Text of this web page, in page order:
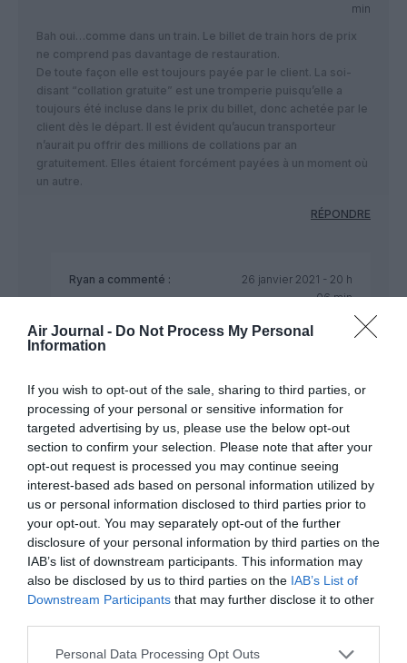
Air Journal - Do Not Process My Personal
Information
If you wish to opt-out of the sale, sharing to third parties, or
processing of your personal or sensitive information for
targeted advertising by us, please use the below opt-out
section to confirm your selection. Please note that after your
opt-out request is processed you may continue seeing
interest-based ads based on personal information utilized by
us or personal information disclosed to third parties prior to
your opt-out. You may separately opt-out of the further
disclosure of your personal information by third parties on the
IAB’s list of downstream participants. This information may
also be disclosed by us to third parties on the IAB’s List of
Downstream Participants that may further disclose it to other
Personal Data Processing Opt Outs
min
Bah oui…comme dans un train. Le billet de train hors de prix
ne comprend pas davantage de restauration.
De toute façon elle est toujours payée par le client. La soi-
disant “collation gratuite” est une tromperie puisqu’elle a
toujours été incluse dans le prix du billet, donc achetée par le
client dès le départ. Il est évident qu’aucun transporteur
n’aurait pu offrir des millions de collations par an
gratuitement. Elles étaient forcément payées à un moment où
un autre.
RÉPONDRE
Ryan a commenté :
26 janvier 2021 - 20 h
06 min
Sauf que les billets restent au même prix voir plus
onéreux sans la restauration…Les compagnies ne
RÉPONDRE
Bertranda commenté :
26 janvier 2021 - 15 h 32
Il serait utopique de penser qu’en « déduisant la soit disant
collation » du prix du billet que cela fasse varier sensiblement
le prix du billet. Ce n’est pas ce poste là qui coûte le plus dans
le prix d’un coupon.
offres étaient refusées des passagers et finissaient à la